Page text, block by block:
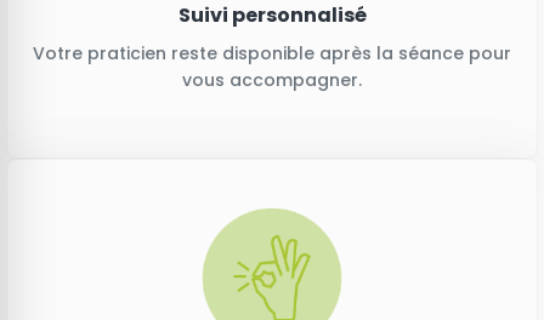
Suivi personnalisé
Votre praticien reste disponible après la séance pour
vous accompagner.